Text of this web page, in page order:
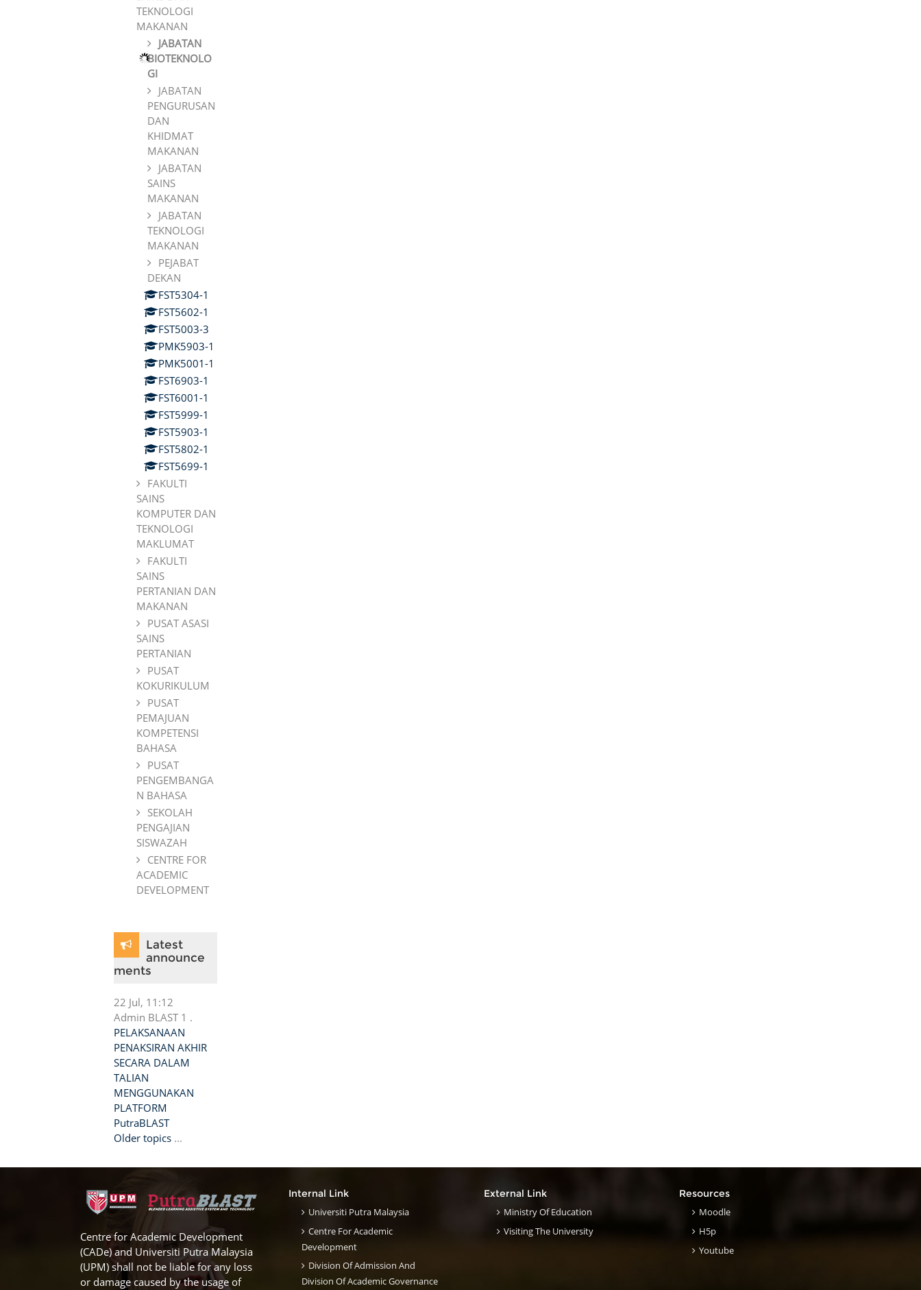
TEKNOLOGI
MAKANAN
JABATAN
BIOTEKNOLO
GI
JABATAN
PENGURUSAN
DAN
KHIDMAT
MAKANAN
JABATAN
SAINS
MAKANAN
JABATAN
TEKNOLOGI
MAKANAN
PEJABAT
DEKAN
FST5304-1
FST5602-1
FST5003-3
PMK5903-1
PMK5001-1
FST6903-1
FST6001-1
FST5999-1
FST5903-1
FST5802-1
FST5699-1
FAKULTI
SAINS
KOMPUTER DAN
TEKNOLOGI
MAKLUMAT
FAKULTI
SAINS
PERTANIAN DAN
MAKANAN
PUSAT ASASI
SAINS
PERTANIAN
PUSAT
KOKURIKULUM
PUSAT
PEMAJUAN
KOMPETENSI
BAHASA
PUSAT
PENGEMBANGA
N BAHASA
SEKOLAH
PENGAJIAN
SISWAZAH
CENTRE FOR
ACADEMIC
DEVELOPMENT
Latest
announce
ments
22 Jul, 11:12
Admin BLAST 1 .
PELAKSANAAN
PENAKSIRAN AKHIR
SECARA DALAM
TALIAN
MENGGUNAKAN
PLATFORM
PutraBLAST
Older topics ...
Centre for Academic Development
(CADe) and Universiti Putra Malaysia
(UPM) shall not be liable for any loss
or damage caused by the usage of
Internal Link
Universiti Putra Malaysia
Centre For Academic
Development
Division Of Admission And
Division Of Academic Governance
External Link
Ministry Of Education
Visiting The University
Resources
Moodle
H5p
Youtube